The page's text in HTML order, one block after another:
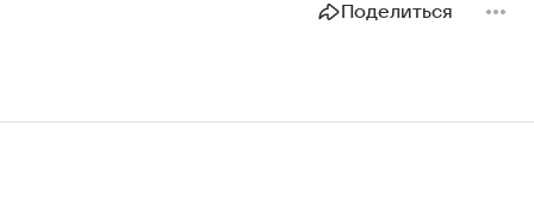
Поделиться